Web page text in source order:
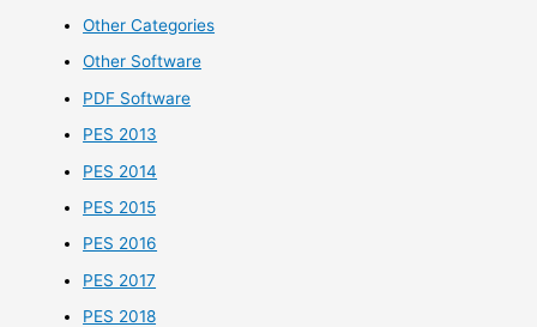
Other Categories
Other Software
PDF Software
PES 2013
PES 2014
PES 2015
PES 2016
PES 2017
PES 2018